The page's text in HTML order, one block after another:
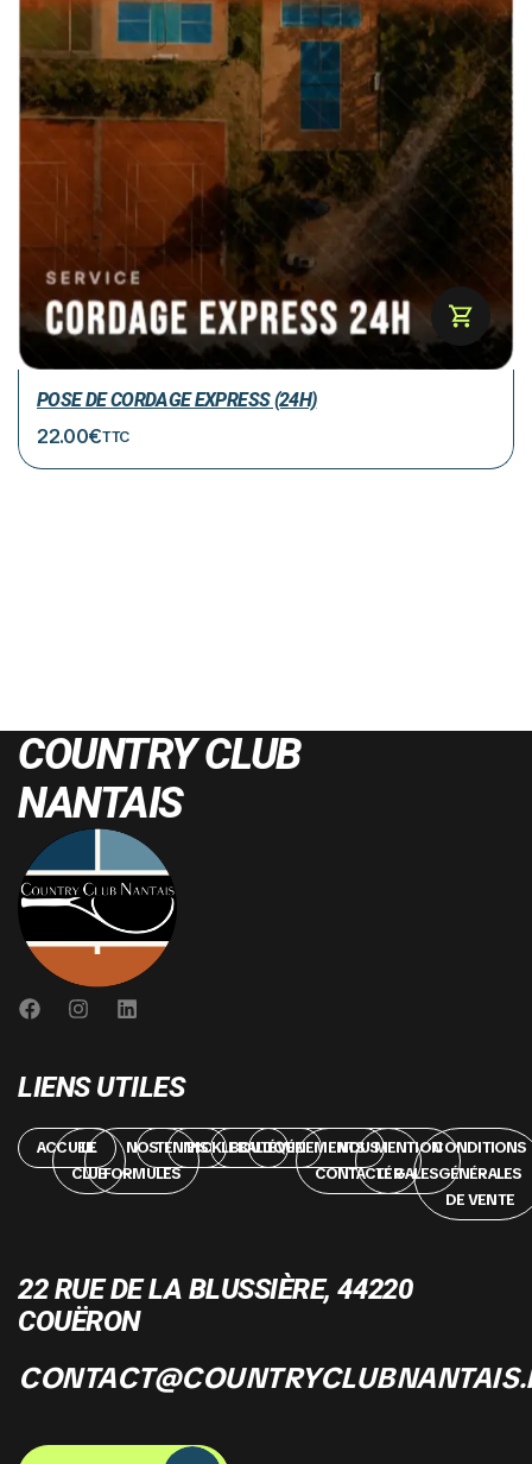
POSE DE CORDAGE EXPRESS (24H)
22.00€TTC
COUNTRY CLUB
NANTAIS
LIENS UTILES
ACCUEIL
LE
CLUB
NOS
FORMULES
TENNISPICKLEBALL
BOUTIQUEÉVÉNEMENTS
NOUS
CONTACTER
MENTION
LÉGALES
CONDITIONS
GÉNÉRALES
DE VENTE
22 RUE DE LA BLUSSIÈRE, 44220
COUËRON